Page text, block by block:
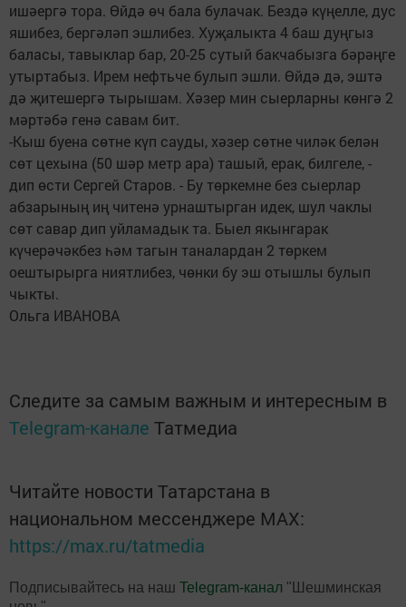
ишәергә тора. Өйдә өч бала булачак. Бездә күңелле, дус
яшибез, бергәләп эшлибез. Хуҗалыкта 4 баш дуңгыз
баласы, тавыклар бар, 20-25 сутый бакчабызга бәрәңге
утыртабыз. Ирем нефтьче булып эшли. Өйдә дә, эштә
дә җитешергә тырышам. Хәзер мин сыерларны көнгә 2
мәртәбә генә савам бит.
-Кыш буена сөтне күп сауды, хәзер сөтне чиләк белән
сөт цехына (50 шәр метр ара) ташый, ерак, билгеле, -
дип өсти Сергей Старов. - Бу төркемне без сыерлар
абзарының иң читенә урнаштырган идек, шул чаклы
сөт савар дип уйламадык та. Быел якынгарак
күчерәчәкбез һәм тагын таналардан 2 төркем
оештырырга ниятлибез, чөнки бу эш отышлы булып
чыкты.
Ольга ИВАНОВА
Следите за самым важным и интересным в
Telegram-канале Татмедиа
Читайте новости Татарстана в
национальном мессенджере MАХ:
https://max.ru/tatmedia
Подписывайтесь на наш Telegram-канал "Шешминская